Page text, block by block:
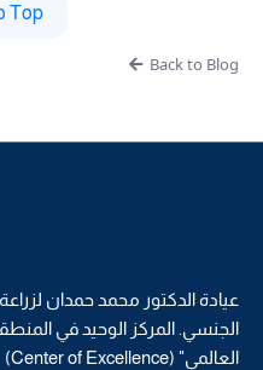
Top
Back to Blog
عيادة الدكتور محمد حمدان
الجنسي. المركز الوحيد في
العالمي" (Center of Excellence)